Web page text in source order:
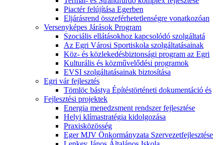
Piactér felújítása Egerben
Eljárásrend összeférhetetlenségre vonatkozóan
Versenyképes Járások Program
Szociális ellátásokhoz kapcsolódó szolgáltatá
Az Egri Városi Sportiskola szolgáltatásainak
Köz- és közlekedésbiztonsági program az Egri
Kulturális és közművelődési programok
EVSI szolgáltatásainak biztosítása
Egri vár fejlesztés
Tömlöc bástya Építéstörténeti dokumentáció és
Fejlesztési projektek
Energia menedzsment rendszer fejlesztése
Helyi klímastratégia kidolgozása
Praxisközösség
Eger MJV Önkormányzata Szervezetfejlesztése